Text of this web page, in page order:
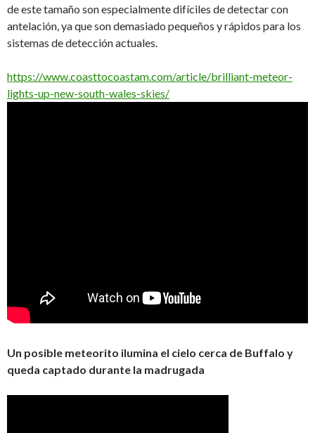
de este tamaño son especialmente difíciles de detectar con
antelación, ya que son demasiado pequeños y rápidos para los
sistemas de detección actuales.
https://www.coasttocoastam.com/article/brilliant-meteor-
lights-up-new-south-wales-skies/
Un posible meteorito ilumina el cielo cerca de Buffalo y
queda captado durante la madrugada